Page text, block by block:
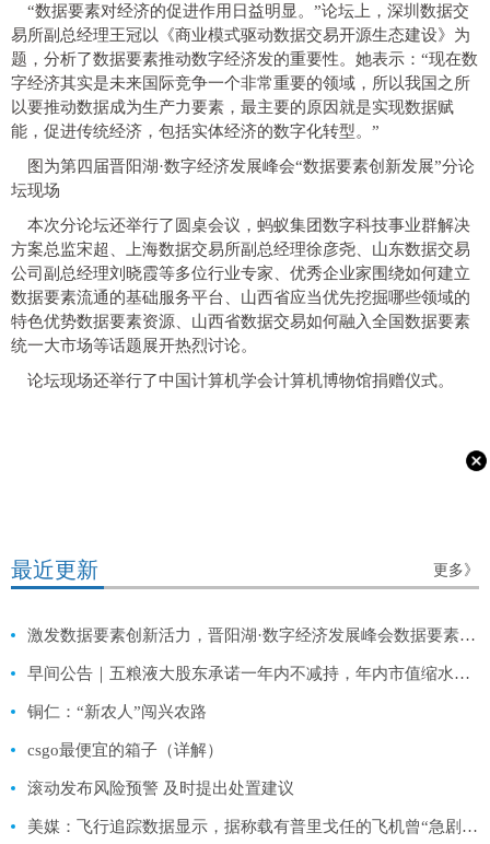
“数据要素对经济的促进作用日益明显。”论坛上，深圳数据交
易所副总经理王冠以《商业模式驱动数据交易开源生态建设》为
题，分析了数据要素推动数字经济发的重要性。她表示：“现在数
字经济其实是未来国际竞争一个非常重要的领域，所以我国之所
以要推动数据成为生产力要素，最主要的原因就是实现数据赋
能，促进传统经济，包括实体经济的数字化转型。”
图为第四届晋阳湖·数字经济发展峰会“数据要素创新发展”分论
坛现场
本次分论坛还举行了圆桌会议，蚂蚁集团数字科技事业群解决
方案总监宋超、上海数据交易所副总经理徐彦尧、山东数据交易
公司副总经理刘晓霞等多位行业专家、优秀企业家围绕如何建立
数据要素流通的基础服务平台、山西省应当优先挖掘哪些领域的
特色优势数据要素资源、山西省数据交易如何融入全国数据要素
统一大市场等话题展开热烈讨论。
论坛现场还举行了中国计算机学会计算机博物馆捐赠仪式。
最近更新 更多》
激发数据要素创新活力，晋阳湖·数字经济发展峰会数据要素创新发展分论坛成功举办
早间公告｜五粮液大股东承诺一年内不减持，年内市值缩水超2200亿元
铜仁：“新农人”闯兴农路
csgo最便宜的箱子（详解）
滚动发布风险预警 及时提出处置建议
美媒：飞行追踪数据显示，据称载有普里戈任的飞机曾“急剧下降”!